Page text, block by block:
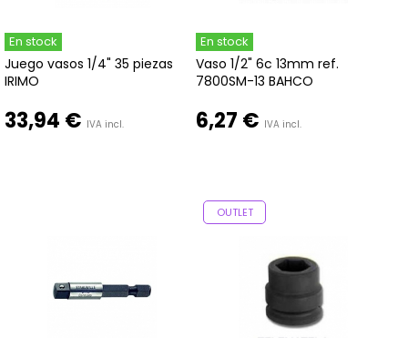
En stock
Juego vasos 1/4" 35 piezas
IRIMO
33,94 € IVA incl.
En stock
Vaso 1/2" 6c 13mm ref.
7800SM-13 BAHCO
6,27 € IVA incl.
OUTLET